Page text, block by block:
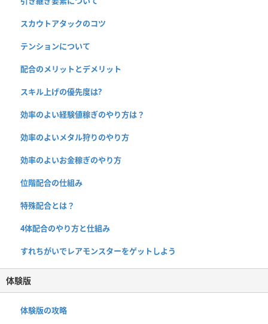
スカウトアタックのコツ
テンションについて
配合のメリットとデメリット
スキル上げの優先度は?
効率のよい経験値稼ぎのやり方は？
効率のよいメタル狩りのやり方
効率のよいお金稼ぎのやり方
位階配合の仕組み
特殊配合とは？
4体配合のやり方と仕組み
すれちがいでレアモンスターをゲットしよう
体験版
体験版の攻略